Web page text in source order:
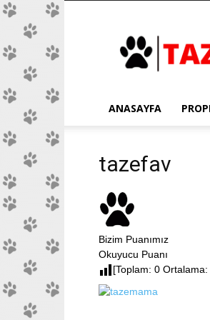
ANASAYFA
tazefav
Bizim Puanımız
Okuyucu Puanı
[Toplam: 0 Ortalama: